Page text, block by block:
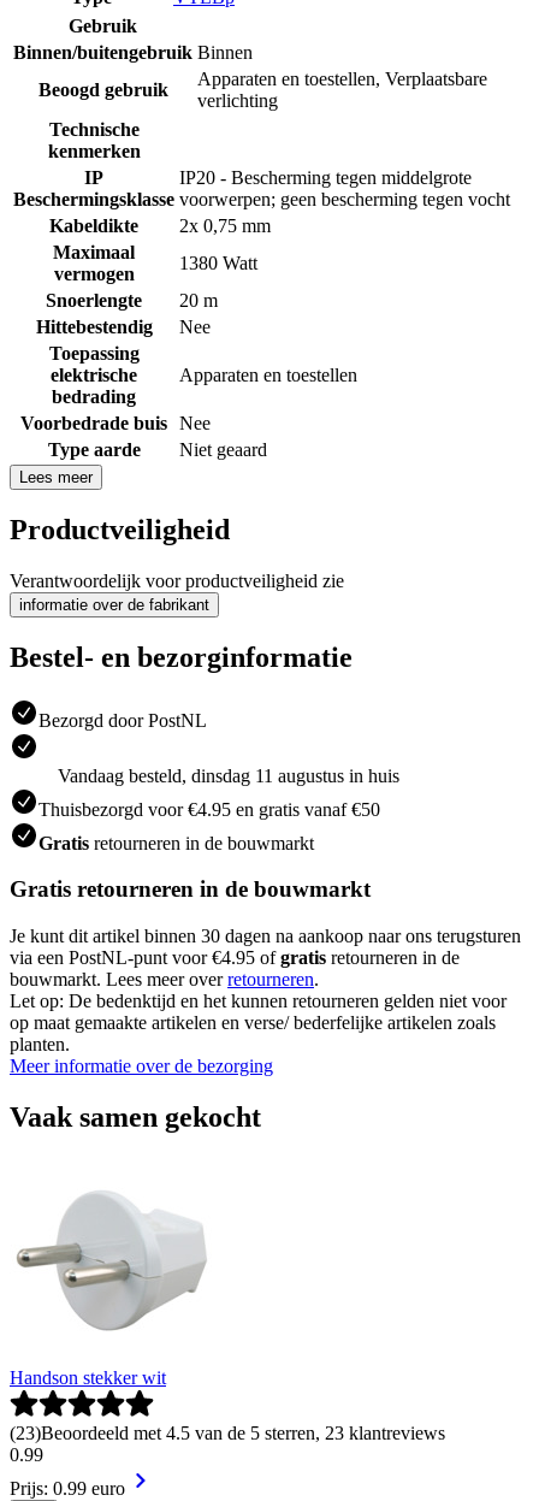
Gebruik
Binnen/buitengebruik Binnen
Beoogd gebruik
Apparaten en toestellen, Verplaatsbare
verlichting
Technische
kenmerken
IP
Beschermingsklasse
IP20 - Bescherming tegen middelgrote
voorwerpen; geen bescherming tegen vocht
Kabeldikte
2x 0,75 mm
Maximaal
vermogen
1380 Watt
Snoerlengte
20 m
Hittebestendig
Nee
Toepassing
elektrische
bedrading
Apparaten en toestellen
Voorbedrade buis Nee
Type aarde
Niet geaard
Lees meer
Productveiligheid
Verantwoordelijk voor productveiligheid zie
informatie over de fabrikant
Bestel- en bezorginformatie
Bezorgd door PostNL
Vandaag besteld, dinsdag 11 augustus in huis
Thuisbezorgd voor €4.95 en gratis vanaf €50
Gratis retourneren in de bouwmarkt
Gratis retourneren in de bouwmarkt
Je kunt dit artikel binnen 30 dagen na aankoop naar ons terugsturen
via een PostNL-punt voor €4.95 ofgratis retourneren in de
bouwmarkt. Lees meer overretourneren.
Let op: De bedenktijd en het kunnen retourneren gelden niet voor
op maat gemaakte artikelen en verse/ bederfelijke artikelen zoals
planten.
Meer informatie over de bezorging
Vaak samen gekocht
Handson stekker wit
(23)Beoordeeld met 4.5 van de 5 sterren, 23 klantreviews
0.99
Prijs: 0.99 euro